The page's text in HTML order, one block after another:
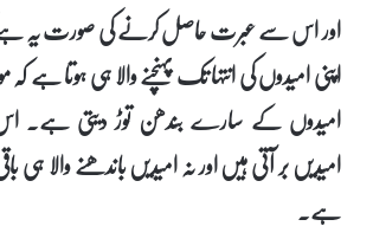
اور اس سے عبرت حاصل کرنے کی صورت یہ
اپنی امیدوں کی انتہا تک پہنچنے والا ہی ہوتا ہے
امیدوں کے سارے بندھن توڑ دیتی ہے۔
امیدیں بر آتی ہیں اور نہ امیدیں باندھنے والا ہی
ہے۔